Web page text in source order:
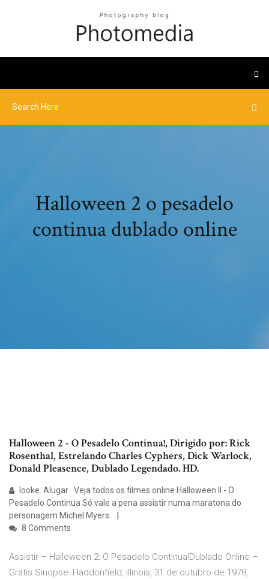
Halloween 2 o pesadelo
continua dublado online
Halloween 2 - O Pesadelo Continua!, Dirigido por: Rick
Rosenthal, Estrelando Charles Cyphers, Dick Warlock,
Donald Pleasence, Dublado Legendado. HD.
looke. Alugar · Veja todos os filmes online Halloween II - O
Pesadelo Continua Só vale a pena assistir numa maratona do
personagem Michel Myers.
8 Comments
Assistir – Halloween 2: O Pesadelo Continua!Dublado Online –
Grátis Sinopse: Haddonfield, Illinois, 31 de outubro de 1978,